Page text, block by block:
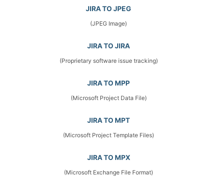
JIRA TO JPEG
(JPEG Image)
JIRA TO JIRA
(Proprietary software issue tracking)
JIRA TO MPP
(Microsoft Project Data File)
JIRA TO MPT
(Microsoft Project Template Files)
JIRA TO MPX
(Microsoft Exchange File Format)